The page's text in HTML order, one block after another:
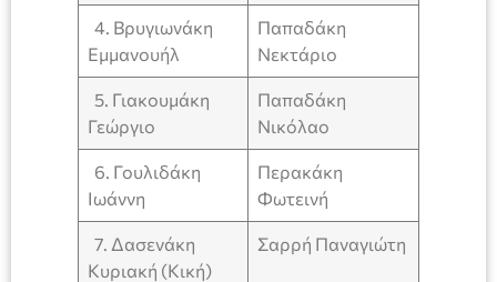
4. Βρυγιωνάκη
Εμμανουήλ
Παπαδάκη
Νεκτάριο
5. Γιακουμάκη
Γεώργιο
Παπαδάκη
Νικόλαο
6. Γουλιδάκη
Ιωάννη
Περακάκη
Φωτεινή
7. Δασενάκη
Κυριακή (Κική)
Σαρρή Παναγιώτη